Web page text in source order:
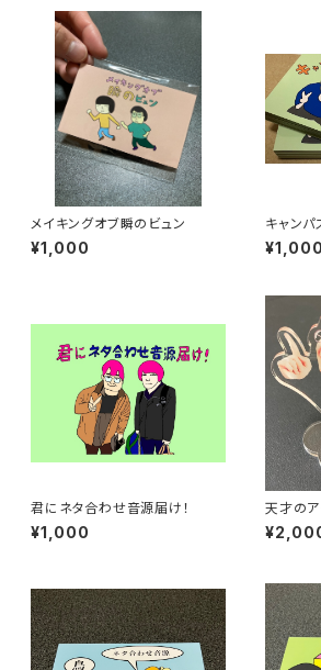
メイキングオブ瞬のビュン
¥1,000
キャン
フ
¥1,000
君にネタ合わせ音源届け！
¥1,000
天才のア